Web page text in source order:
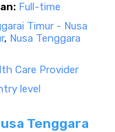
Full-time
Timur - Nusa
, Nusa Tenggara
Care Provider
level
Tenggara